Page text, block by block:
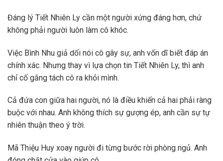
Đáng lý Tiết Nhiên Ly cần một người xứng đáng hơn, chứ
không phải người luôn làm cô khóc.
Việc Bình Nhu giả dối nói cô gây sự, anh vốn dĩ biết đáp án
chính xác. Nhưng thay vì lựa chọn tin Tiết Nhiên Ly, thì anh
chỉ cố gắng tách cô ra khỏi mình.
Cả đứa con giữa hai người, nó là điều khiến cả hai phải ràng
buộc với nhau. Anh không thích sự gượng ép, anh cần sự tự
nhiên thuận theo ý trời.
Mã Thiệu Huy xoay người đi từng bước rời phòng ngủ. Anh